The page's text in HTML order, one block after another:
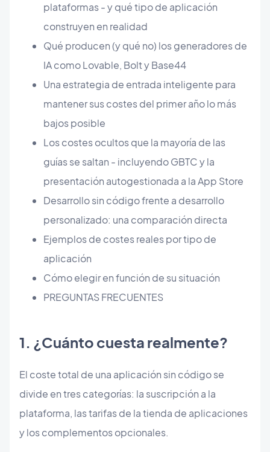
plataformas - y qué tipo de aplicación
construyen en realidad
Qué producen (y qué no) los generadores de
IA como Lovable, Bolt y Base44
Una estrategia de entrada inteligente para
mantener sus costes del primer año lo más
bajos posible
Los costes ocultos que la mayoría de las
guías se saltan - incluyendo GBTC y la
presentación autogestionada a la App Store
Desarrollo sin código frente a desarrollo
personalizado: una comparación directa
Ejemplos de costes reales por tipo de
aplicación
Cómo elegir en función de su situación
PREGUNTAS FRECUENTES
1. ¿Cuánto cuesta realmente?
El coste total de una aplicación sin código se
divide en tres categorías: la suscripción a la
plataforma, las tarifas de la tienda de aplicaciones
y los complementos opcionales.